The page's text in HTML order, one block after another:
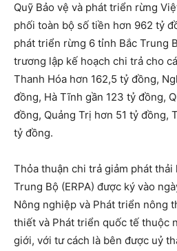
Quỹ Bảo vệ và phát triển rừng
phối toàn bộ số tiền hơn 962 tỷ
phát triển rừng 6 tỉnh Bắc Trung
trương lập kế hoạch chi trả cho
Thanh Hóa hơn 162,5 tỷ đồng,
đồng, Hà Tĩnh gần 123 tỷ đồng,
đồng, Quảng Trị hơn 51 tỷ đồng,
tỷ đồng.
Thỏa thuận chi trả giảm phát
Trung Bộ (ERPA) được ký vào
Nông nghiệp và Phát triển nông
thiết và Phát triển quốc tế thuộc
giới, với tư cách là bên được uỷ